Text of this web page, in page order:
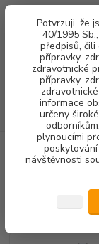
Potvrzuji, že
40/1995
předpisů,
přípravky,
zdravotnické
přípravky,
informace
určeny
plynoucími
návštěvnosti
(Po-Pá, 8-16 hod.)
W&H SYNEA
W&H